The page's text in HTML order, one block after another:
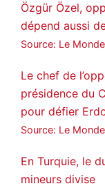
🔗
3
Özgür Özel,
dépend aussi
Source: Le Monde
Le chef de
présidence du
pour défier
Source: Le Monde
En Turquie, le
mineurs divise